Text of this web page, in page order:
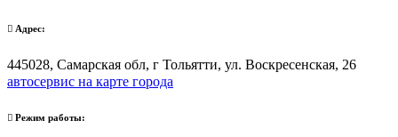
Адрес:
445028, Самарская обл, г Тольятти, ул. Воскресенская, 26
автосервис на карте города
Режим работы: